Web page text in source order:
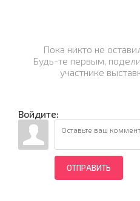
Пока никто не
Будь-те первым,
участнике
Войдите:
ОТПРАВИТЬ